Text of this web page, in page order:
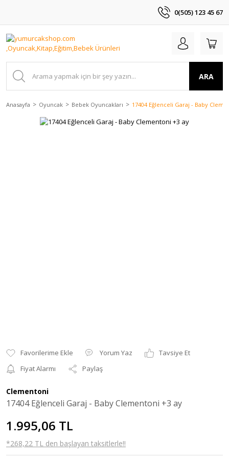
0(505) 123 45 67
ARA
Anasayfa Oyuncak Bebek Oyuncakları 17404 Eğlenceli Garaj - Baby
Yorum Yaz
Tavsiye Et
Fiyat Alarmı
Paylaş
Clementoni
17404 Eğlenceli Garaj - Baby Clementoni +3 ay
1.995,06 TL
*268,22 TL den başlayan taksitlerle!!